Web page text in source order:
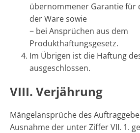
übernommener Garantie für
der Ware sowie
− bei Ansprüchen aus dem
Produkthaftungsgesetz.
Im Übrigen ist die Haftung
ausgeschlossen.
VIII. Verjährung
Mängelansprüche des
Ausnahme der unter Ziffer VII. 1.